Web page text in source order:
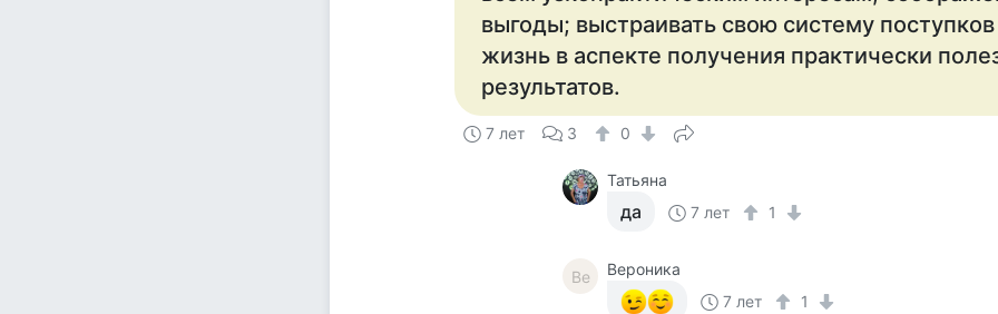
выгоды; выстраивать свою систему поступков
жизнь в аспекте получения практически
результатов.
7 лет 3 0
Татьяна
да 7 лет 1
Ве
Вероника
7 лет
1